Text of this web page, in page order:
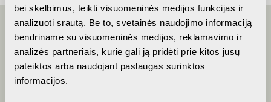
bei skelbimus, teikti visuomeninės medijos funkcijas ir
analizuoti srautą. Be to, svetainės naudojimo informaciją
bendriname su visuomeninės medijos, reklamavimo ir
analizės partneriais, kurie gali ją pridėti prie kitos jūsų
pateiktos arba naudojant paslaugas surinktos
informacijos.
LET'S TALK